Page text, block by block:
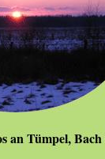
an Tümpel,